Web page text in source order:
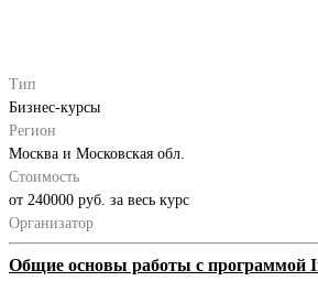
Тип
Бизнес-курсы
Регион
Москва и Московская обл.
Стоимость
от 240000 руб. за весь курс
Организатор
Общие основы работы с программой